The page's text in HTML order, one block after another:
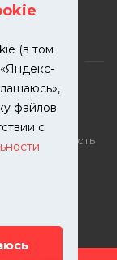
(в том
файлов
с
покраска
собственность
защищены.